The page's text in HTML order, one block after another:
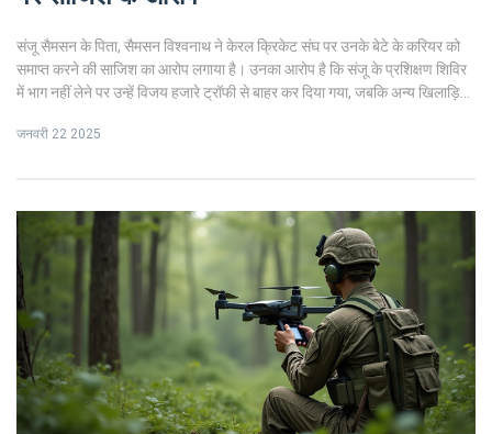
संजू सैमसन के पिता, सैमसन विश्वनाथ ने केरल क्रिकेट संघ पर उनके बेटे के करियर को
समाप्त करने की साजिश का आरोप लगाया है। उनका आरोप है कि संजू के प्रशिक्षण शिविर
में भाग नहीं लेने पर उन्हें विजय हजारे ट्रॉफी से बाहर कर दिया गया, जबकि अन्य खिलाड़ियों
फैसले पर गंभीर सवाल उठ खड़े हुए हैं।
जनवरी 22 2025